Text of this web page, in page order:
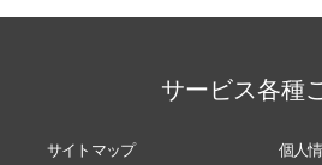
サービス各種
サイトマップ 個人